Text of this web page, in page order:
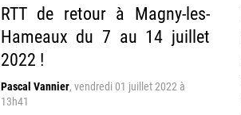
RTT de retour à Magny-les-
Hameaux du 7 au 14 juillet
2022 !
Pascal Vannier, vendredi 01 juillet 2022 à
13h41